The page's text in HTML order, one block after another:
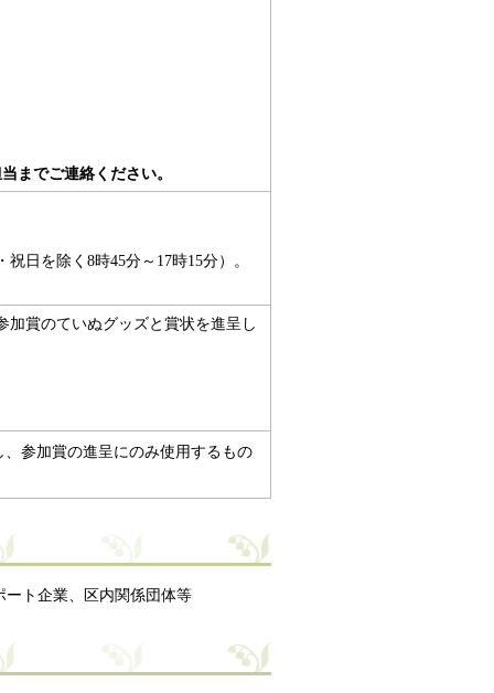
までご連絡ください。
日を除く8時45分～17時15分）。
賞のていぬグッズと賞状を進呈し
参加賞の進呈にのみ使用するもの
ト企業、区内関係団体等